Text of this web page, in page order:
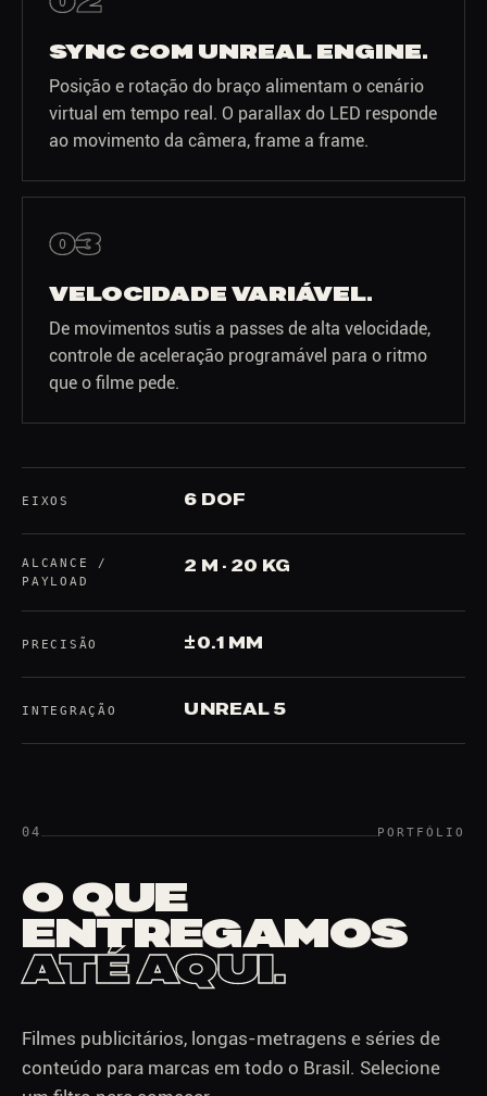
SYNC COM UNREAL ENGINE.
Posição e rotação do braço alimentam o cenário
virtual em tempo real. O parallax do LED responde
ao movimento da câmera, frame a frame.
03
VELOCIDADE VARIÁVEL.
De movimentos sutis a passes de alta velocidade,
controle de aceleração programável para o ritmo
que o filme pede.
EIXOS 6 DOF
ALCANCE /
PAYLOAD
2 M · 20 KG
PRECISÃO ±0.1 MM
INTEGRAÇÃO UNREAL 5
04 PORTFÓLIO
O QUE
ENTREGAMOS
ATÉ AQUI.
Filmes publicitários, longas-metragens e séries de
conteúdo para marcas em todo o Brasil. Selecione